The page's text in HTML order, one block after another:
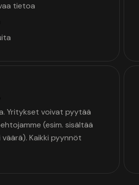
tietoa
Yritykset voivat pyytää
(esim. sisältää
Kaikki pyynnöt